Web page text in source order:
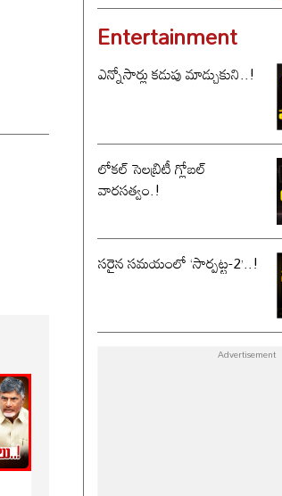
Entertainment
ఎన్నోసార్లు కడుపు మాడ్చుకుని..!
లోకల్ సెలబ్రిటీ గ్లోబల్
వారసత్వం.!
సరైన సమయంలో ‘సార్పట్ట-2’..!